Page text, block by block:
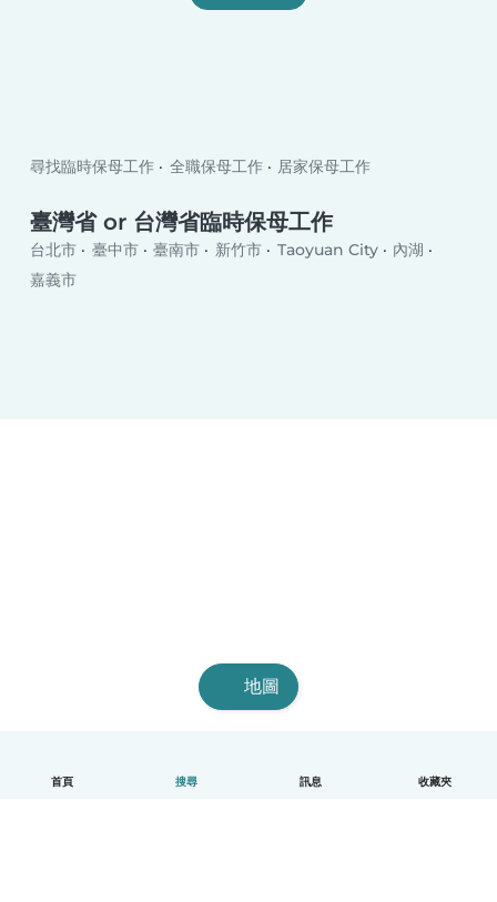
首頁 搜尋 訊息 收藏夾
尋找臨時保母工作 全職保母工作 居家保母工作
臺灣省 or 台灣省臨時保母工作
台北市 臺中市 臺南市 新竹市 Taoyuan City
內湖
嘉義市
地圖